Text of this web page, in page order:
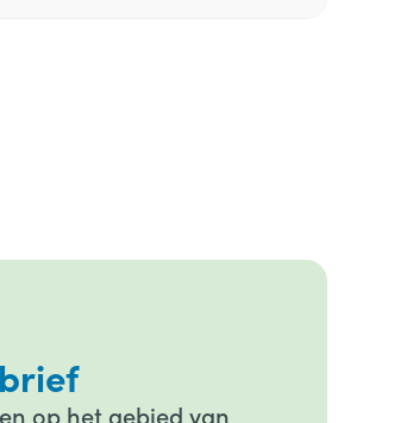
op het gebied van